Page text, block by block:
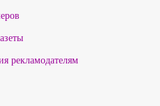
рекламодателям